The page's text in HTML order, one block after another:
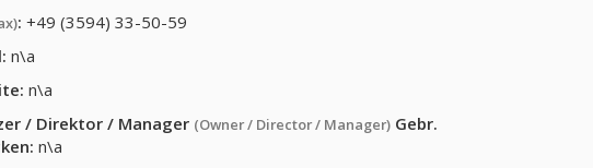
: +49 (3594) 33-50-59
n\a
n\a
/ Direktor / Manager (Owner / Director / Manager) Gebr.
: n\a